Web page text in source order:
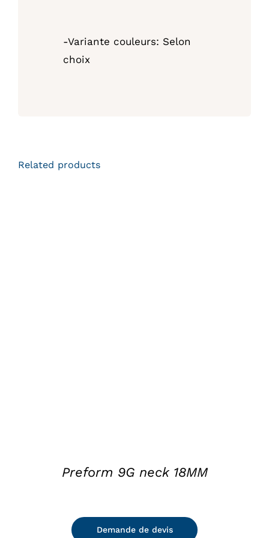
-Variante couleurs: Selon
choix
Related products
Preform 9G neck 18MM
Demande de devis